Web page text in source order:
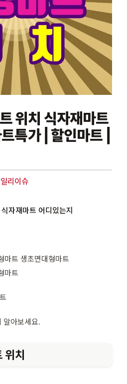
위치 식자재마트
특가 | 할인마트 |
리이슈
자재마트 어디있는지
마트 생초면대형마트
마트
알아보세요.
치